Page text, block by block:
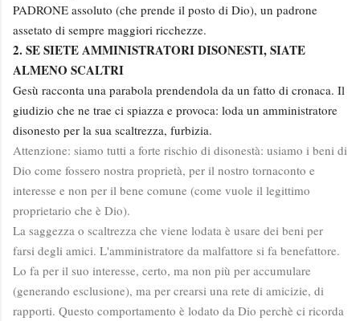
PADRONE assoluto (che prende il posto di Dio), un padrone
assetato di sempre maggiori ricchezze.
2. SE SIETE AMMINISTRATORI DISONESTI, SIATE
ALMENO SCALTRI
Gesù racconta una parabola prendendola da un fatto di cronaca. Il
giudizio che ne trae ci spiazza e provoca: loda un amministratore
disonesto per la sua scaltrezza, furbizia.
Attenzione: siamo tutti a forte rischio di disonestà: usiamo i beni di
Dio come fossero nostra proprietà, per il nostro tornaconto e
interesse e non per il bene comune (come vuole il legittimo
proprietario che è Dio).
La saggezza o scaltrezza che viene lodata è usare dei beni per
farsi degli amici. L'amministratore da malfattore si fa benefattore.
Lo fa per il suo interesse, certo, ma non più per accumulare
(generando esclusione), ma per crearsi una rete di amicizie, di
rapporti. Questo comportamento è lodato da Dio perchè ci ricorda